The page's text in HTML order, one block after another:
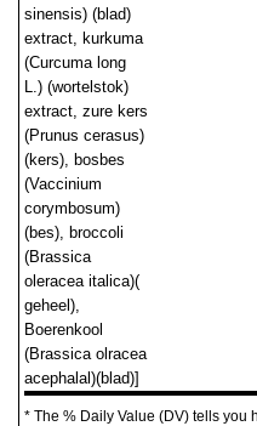
sinensis) (blad)
extract, kurkuma
(Curcuma long
L.) (wortelstok)
extract, zure kers
(Prunus cerasus)
(kers), bosbes
(Vaccinium
corymbosum)
(bes), broccoli
(Brassica
oleracea italica)(
geheel),
Boerenkool
(Brassica olracea
acephalal)(blad)]
* The % Daily Value (DV) tells you